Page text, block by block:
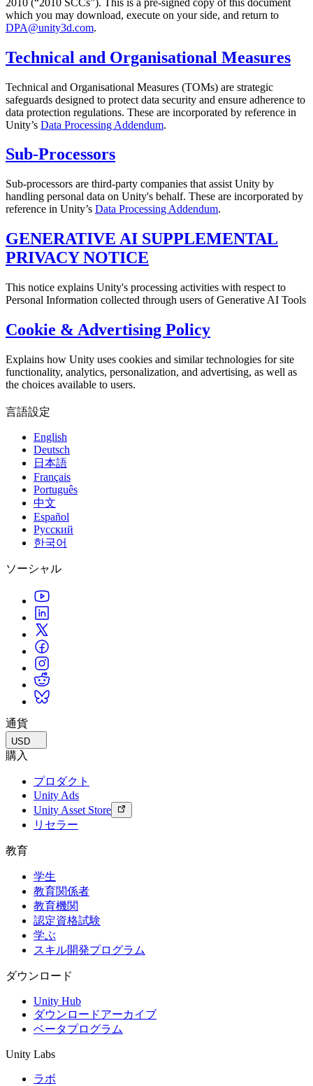
which you may download, execute on your side, and return to
DPA@unity3d.com.
Technical and Organisational Measures
Technical and Organisational Measures (TOMs) are strategic
safeguards designed to protect data security and ensure adherence to
data protection regulations. These are incorporated by reference in
Unity’s Data Processing Addendum.
Sub-Processors
Sub-processors are third-party companies that assist Unity by
handling personal data on Unity's behalf. These are incorporated by
reference in Unity’s Data Processing Addendum.
GENERATIVE AI SUPPLEMENTAL
PRIVACY NOTICE
This notice explains Unity's processing activities with respect to
Personal Information collected through users of Generative AI Tools
Cookie & Advertising Policy
Explains how Unity uses cookies and similar technologies for site
functionality, analytics, personalization, and advertising, as well as
the choices available to users.
言語設定
English
Deutsch
日本語
Français
Português
中文
Español
Русский
한국어
ソーシャル
通貨
USD
購入
プロダクト
Unity Ads
Unity Asset Store
リセラー
教育
学生
教育関係者
教育機関
認定資格試験
学ぶ
スキル開発プログラム
ダウンロード
Unity Hub
ダウンロードアーカイブ
ベータプログラム
Unity Labs
ラボ